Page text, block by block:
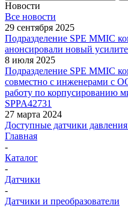
Новости
Все новости
29 сентября 2025
Подразделение SPE MMIC
анонсировали новый
8 июля 2025
Подразделение SPE MMIC
совместно с инженерами
работу по корпусированию
SPPA42731
27 марта 2024
Доступные датчики
Главная
-
Каталог
-
Датчики
-
Датчики и преобразователи